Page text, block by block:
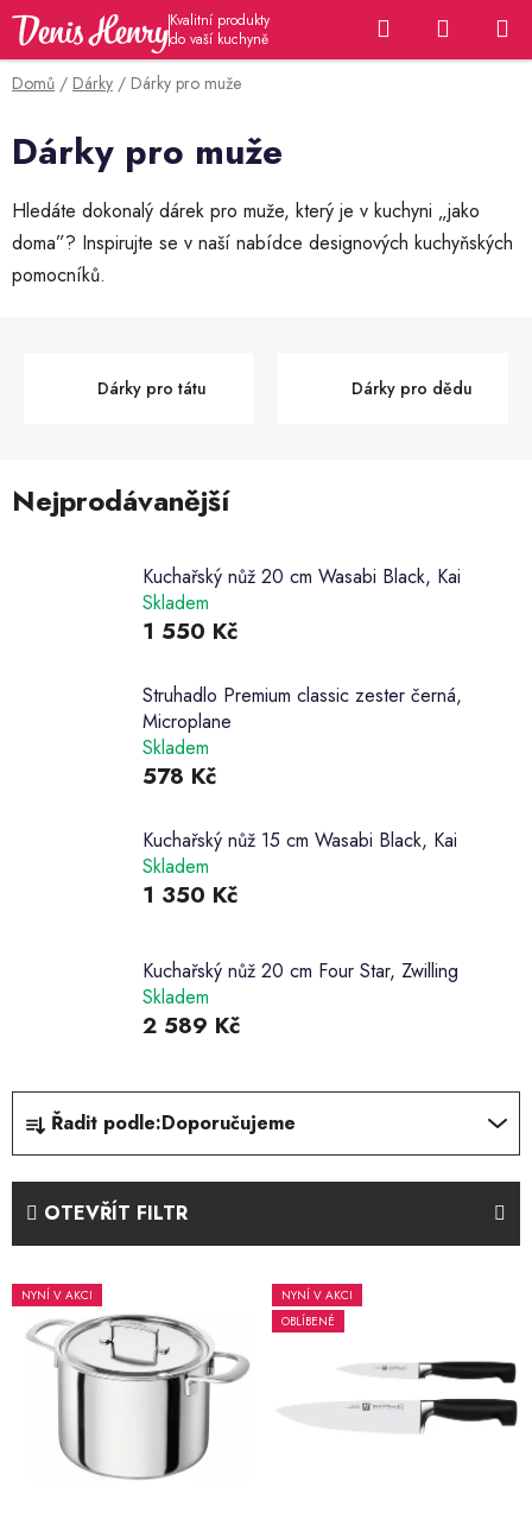
Přejít
obsah
Hledat
KOŠÍK
Domů / Dárky / Dárky pro muže
Dárky pro muže
Hledáte dokonalý dárek pro muže, který je v kuchyni „jako
doma”? Inspirujte se v naší nabídce designových kuchyňských
pomocníků.
Dárky pro tátu Dárky pro dědu
Nejprodávanější
Kuchařský nůž 20 cm Wasabi Black, Kai
Skladem
1 550 Kč
Struhadlo Premium classic zester černá,
Microplane
Skladem
578 Kč
Kuchařský nůž 15 cm Wasabi Black, Kai
Skladem
1 350 Kč
Kuchařský nůž 20 cm Four Star, Zwilling
Skladem
2 589 Kč
Ř
z
í
p
o
Řadit podle:Doporučujeme
OTEVŘÍT FILTR
V
ý
p
NYNÍ V AKCI
NYNÍ V AKCI
OBLÍBENÉ